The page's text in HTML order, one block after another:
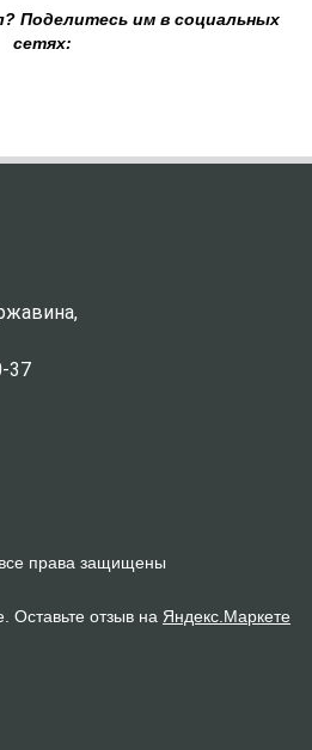
Поделитесь им в социальных
сетях:
37
права защищены
Оставьте отзыв на Яндекс.Маркете